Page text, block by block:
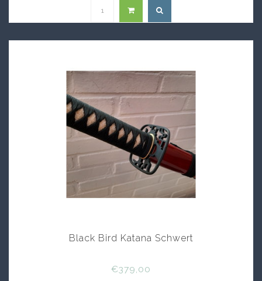
Black Bird Katana Schwert
€379,00